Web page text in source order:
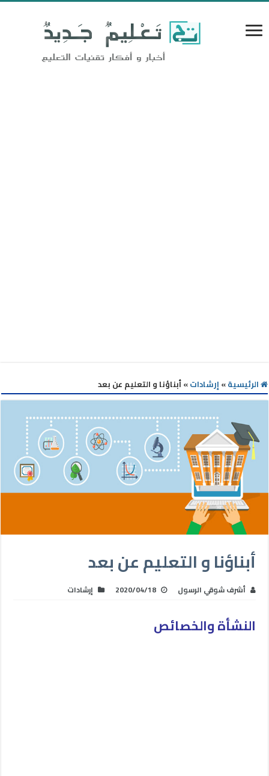
الرئيسية» إرشادات»أبناؤنا و التعليم عن بعد
أبناؤنا و التعليم عن بعد
أشرف شوقي الرسول 2020/04/18 إرشادات
النشأة والخصائص